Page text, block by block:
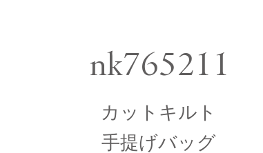
nk765211
カットキルト
手提げバッグ